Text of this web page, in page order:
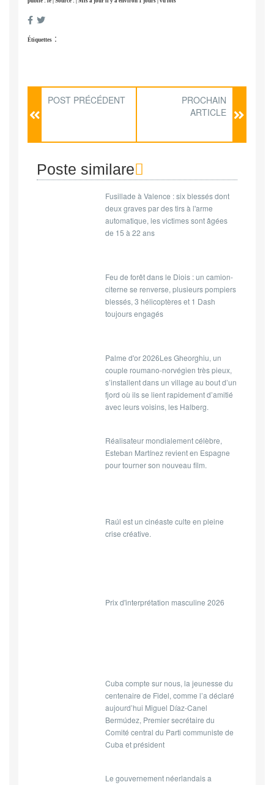
Étiquettes :
POST PRÉCÉDENT
PROCHAIN
ARTICLE
Poste similare
Fusillade à Valence : six blessés dont
deux graves par des tirs à l'arme
automatique, les victimes sont âgées
de 15 à 22 ans
Feu de forêt dans le Diois : un camion-
citerne se renverse, plusieurs pompiers
blessés, 3 hélicoptères et 1 Dash
toujours engagés
Palme d'or 2026Les Gheorghiu, un
couple roumano-norvégien très pieux,
s’installent dans un village au bout d’un
fjord où ils se lient rapidement d’amitié
avec leurs voisins, les Halberg.
Réalisateur mondialement célèbre,
Esteban Martínez revient en Espagne
pour tourner son nouveau film.
Raúl est un cinéaste culte en pleine
crise créative.
Prix d'interprétation masculine 2026
Cuba compte sur nous, la jeunesse du
centenaire de Fidel, comme l’a déclaré
aujourd’hui Miguel Díaz-Canel
Bermúdez, Premier secrétaire du
Comité central du Parti communiste de
Cuba et président
Le gouvernement néerlandais a